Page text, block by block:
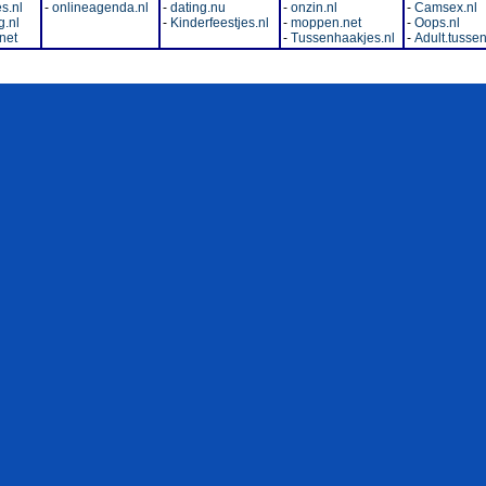
- onlineagenda.nl
- dating.nu
- Kinderfeestjes.nl
- onzin.nl
- moppen.net
- Tussenhaakjes.nl
- Camsex.nl
- Oops.nl
-